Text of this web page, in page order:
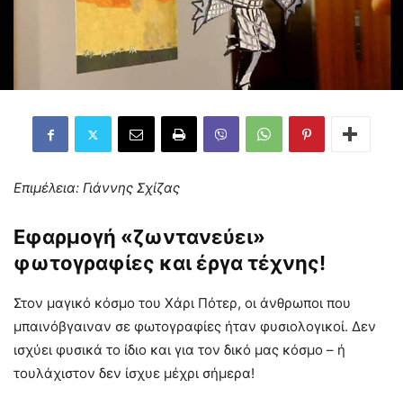
Επιμέλεια: Γιάννης Σχίζας
Εφαρμογή «ζωντανεύει»
φωτογραφίες και έργα τέχνης!
Στον μαγικό κόσμο του Χάρι Πότερ, οι άνθρωποι που
μπαινόβγαιναν σε φωτογραφίες ήταν φυσιολογικοί. Δεν
ισχύει φυσικά το ίδιο και για τον δικό μας κόσμο – ή
τουλάχιστον δεν ίσχυε μέχρι σήμερα!